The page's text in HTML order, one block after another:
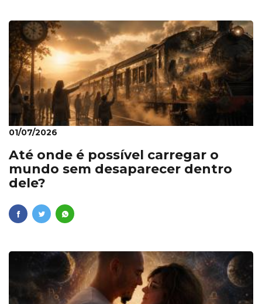
01/07/2026
Até onde é possível carregar o
mundo sem desaparecer dentro
dele?